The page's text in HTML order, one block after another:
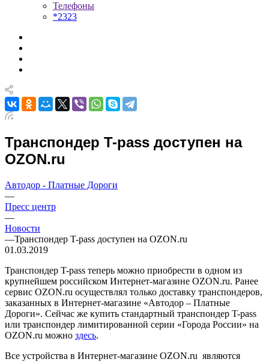
Телефоны
*2323
Транспондер T-pass доступен на
OZON.ru
Автодор - Платные Дороги
—
Пресс центр
—
Новости
—Транспондер T-pass доступен на OZON.ru
01.03.2019
Транспондер T-pass теперь можно приобрести в одном из
крупнейшем российском Интернет-магазине OZON.ru. Ранее
сервис OZON.ru осуществлял только доставку транспондеров,
заказанных в Интернет-магазине «Автодор – Платные
Дороги». Сейчас же купить стандартный транспондер T-pass
или транспондер лимитированной серии «Города России» на
OZON.ru можно здесь.
Все устройства в Интернет-магазине OZON.ru являются